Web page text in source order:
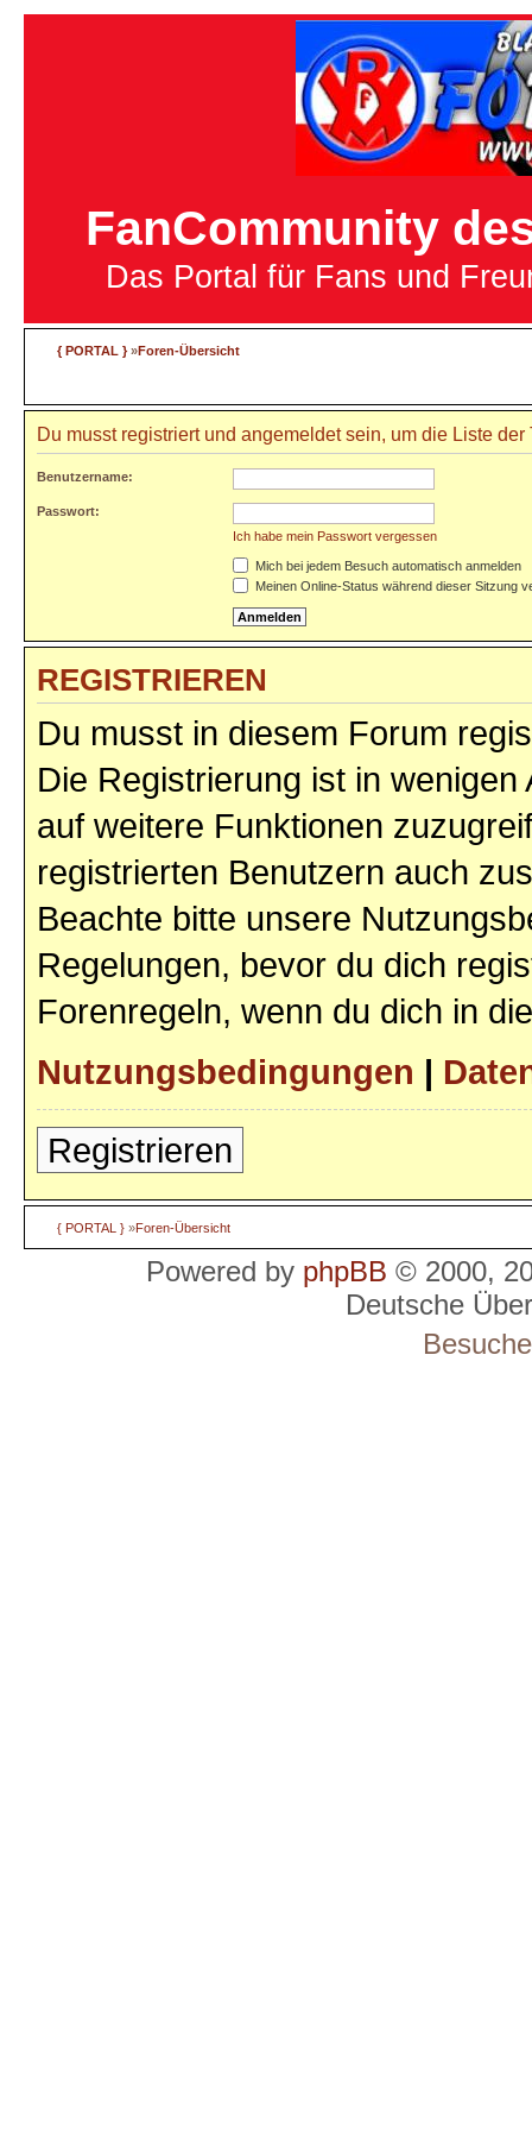
FanCommunity
Das Portal für Fans und
{ PORTAL }»Foren-Übersicht
Du musst registriert und angemeldet sein, um die Liste
Benutzername:
Passwort:
Ich habe mein Passwort vergessen
Mich bei jedem Besuch automatisch anmelden
Meinen Online-Status während dieser Sitzung
REGISTRIEREN
Du musst in diesem Forum
Die Registrierung ist in
auf weitere Funktionen
registrierten Benutzern auch
Beachte bitte unsere
Regelungen, bevor du dich
Forenregeln, wenn du dich in
Nutzungsbedingungen |
Registrieren
{ PORTAL } »Foren-Übersicht
Powered by phpBB © 2000,
Deutsche